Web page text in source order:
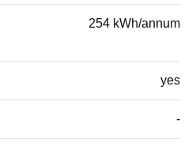
254 kWh/annum
yes
-